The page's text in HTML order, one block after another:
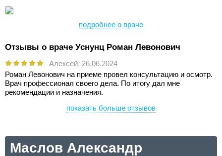
подробнее о враче
Отзывы о враче Уснунц Роман Левонович
Алексей, 26.06.2024
Роман Левонович на приеме провел консультацию и осмотр.
Врач профессионал своего дела. По итогу дал мне
рекомендации и назначения.
показать больше отзывов
Маслов Александр